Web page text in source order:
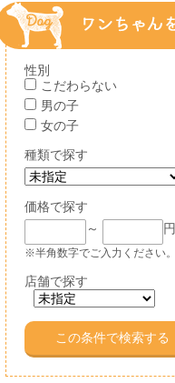
性別
こだわらない
男の子
女の子
種類で探す
価格で探す
～
円
※半角数字でご入力ください。
店舗で探す